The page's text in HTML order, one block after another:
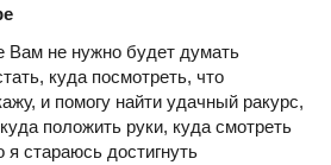
Вам не нужно будет думать
куда посмотреть, что
и помогу найти удачный ракурс,
положить руки, куда смотреть
стараюсь достигнуть